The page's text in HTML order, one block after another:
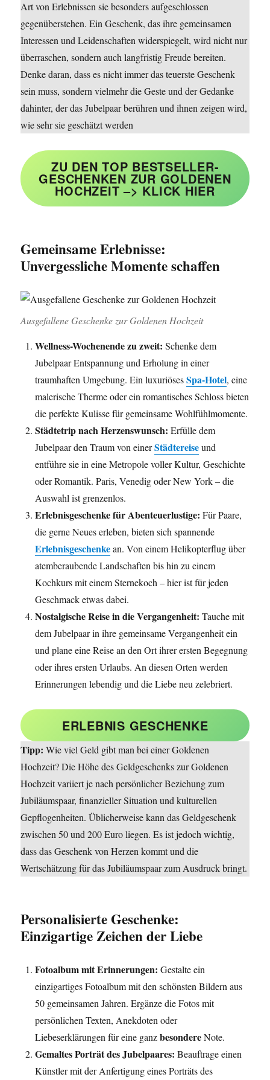
Art von Erlebnissen sie besonders aufgeschlossen
gegenüberstehen. Ein Geschenk, das ihre gemeinsamen
Interessen und Leidenschaften widerspiegelt, wird nicht nur
überraschen, sondern auch langfristig Freude bereiten.
Denke daran, dass es nicht immer das teuerste Geschenk
sein muss, sondern vielmehr die Geste und der Gedanke
dahinter, der das Jubelpaar berühren und ihnen zeigen wird,
wie sehr sie geschätzt werden
ZU DEN TOP BESTSELLER-
GESCHENKEN ZUR GOLDENEN
HOCHZEIT –> KLICK HIER
Gemeinsame Erlebnisse:
Unvergessliche Momente schaffen
Ausgefallene Geschenke zur Goldenen Hochzeit
Wellness-Wochenende zu zweit: Schenke dem
Jubelpaar Entspannung und Erholung in einer
traumhaften Umgebung. Ein luxuriösesSpa-Hotel, eine
malerische Therme oder ein romantisches Schloss bieten
die perfekte Kulisse für gemeinsame Wohlfühlmomente.
Städtetrip nach Herzenswunsch: Erfülle dem
Jubelpaar den Traum von einerStädtereiseund
entführe sie in eine Metropole voller Kultur, Geschichte
oder Romantik. Paris, Venedig oder New York – die
Auswahl ist grenzenlos.
Erlebnisgeschenke für Abenteuerlustige: Für Paare,
die gerne Neues erleben, bieten sich spannende
Erlebnisgeschenkean. Von einem Helikopterflug über
atemberaubende Landschaften bis hin zu einem
Kochkurs mit einem Sternekoch – hier ist für jeden
Geschmack etwas dabei.
Nostalgische Reise in die Vergangenheit: Tauche mit
dem Jubelpaar in ihre gemeinsame Vergangenheit ein
und plane eine Reise an den Ort ihrer ersten Begegnung
oder ihres ersten Urlaubs. An diesen Orten werden
Erinnerungen lebendig und die Liebe neu zelebriert.
ERLEBNIS GESCHENKE
Tipp: Wie viel Geld gibt man bei einer Goldenen
Hochzeit? Die Höhe des Geldgeschenks zur Goldenen
Hochzeit variiert je nach persönlicher Beziehung zum
Jubiläumspaar, finanzieller Situation und kulturellen
Gepflogenheiten. Üblicherweise kann das Geldgeschenk
zwischen 50 und 200 Euro liegen. Es ist jedoch wichtig,
dass das Geschenk von Herzen kommt und die
Wertschätzung für das Jubiläumspaar zum Ausdruck bringt.
Personalisierte Geschenke:
Einzigartige Zeichen der Liebe
Fotoalbum mit Erinnerungen: Gestalte ein
einzigartiges Fotoalbum mit den schönsten Bildern aus
50 gemeinsamen Jahren. Ergänze die Fotos mit
persönlichen Texten, Anekdoten oder
Liebeserklärungen für eine ganzbesondereNote.
Gemaltes Porträt des Jubelpaares: Beauftrage einen
Künstler mit der Anfertigung eines Porträts des